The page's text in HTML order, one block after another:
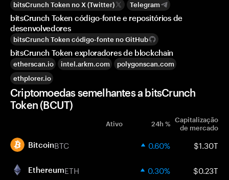
bitsCrunch Token no X (Twitter) Telegram
bitsCrunch Token código-fonte e repositórios de
desenvolvedores
bitsCrunch Token código-fonte no GitHub
bitsCrunch Token exploradores de blockchain
etherscan.io intel.arkm.com
polygonscan.com
ethplorer.io
Criptomoedas semelhantes a bitsCrunch
Token (BCUT)
Ativo 24h % Capitalização
de mercado
BitcoinBTC 0.60% $1.30T
EthereumETH 0.30% $0.23T